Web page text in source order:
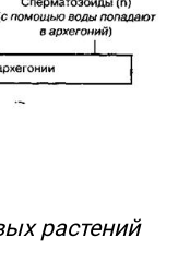
растений